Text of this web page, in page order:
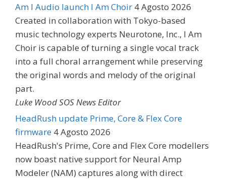
Am I Audio launch I Am Choir 4 Agosto 2026
Created in collaboration with Tokyo-based
music technology experts Neurotone, Inc., I Am
Choir is capable of turning a single vocal track
into a full choral arrangement while preserving
the original words and melody of the original
part.
Luke Wood SOS News Editor
HeadRush update Prime, Core & Flex Core
firmware 4 Agosto 2026
HeadRush's Prime, Core and Flex Core modellers
now boast native support for Neural Amp
Modeler (NAM) captures along with direct